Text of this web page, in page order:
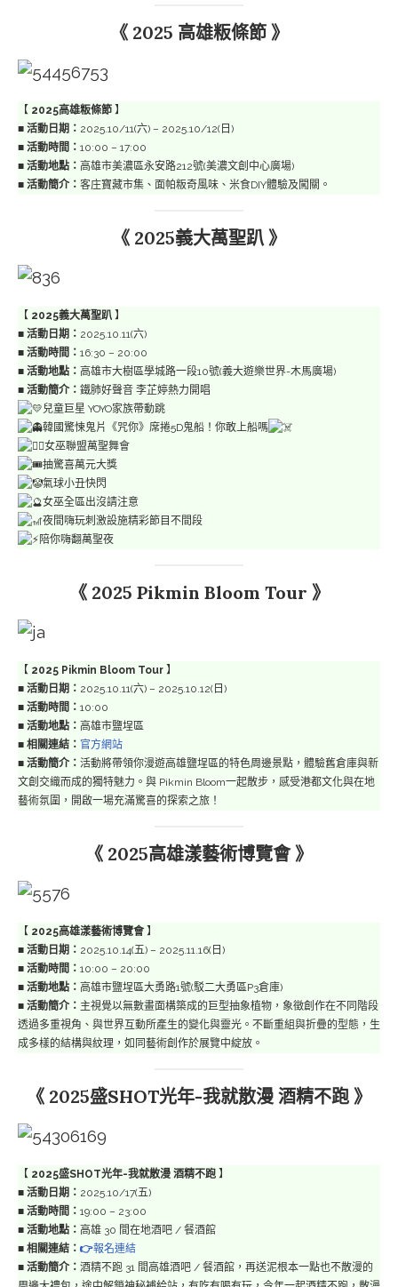
《 2025 高雄粄條節 》
【 2025高雄粄條節 】
■ 活動日期： 2025.10/11(六) – 2025.10/12(日)
■ 活動時間： 10:00 – 17:00
■ 活動地點： 高雄市美濃區永安路212號(美濃文創中心廣場)
■ 活動簡介： 客庄寶藏市集、面帕粄奇風味、米食DIY體驗及闖關。
《 2025義大萬聖趴 》
【 2025義大萬聖趴 】
■ 活動日期： 2025.10.11(六)
■ 活動時間： 16:30 – 20:00
■ 活動地點： 高雄市大樹區學城路一段10號(義大遊樂世界-木馬廣場)
■ 活動簡介： 鐵肺好聲音 李芷婷熱力開唱
兒童巨星 YOYO家族帶動跳
韓國驚悚鬼片《咒你》席捲5D鬼船！你敢上船嗎
女巫聯盟萬聖舞會
抽驚喜萬元大獎
氣球小丑快閃
女巫全區出沒請注意
夜間嗨玩刺激設施精彩節目不間段
陪你嗨翻萬聖夜
《 2025 Pikmin Bloom Tour 》
【 2025 Pikmin Bloom Tour 】
■ 活動日期： 2025.10.11(六) – 2025.10.12(日)
■ 活動時間： 10:00
■ 活動地點： 高雄市鹽埕區
■ 相關連結： 官方網站
■ 活動簡介： 活動將帶領你漫遊高雄鹽埕區的特色周邊景點，體驗舊倉庫與新
文創交織而成的獨特魅力。與 Pikmin Bloom一起散步，感受港都文化與在地
藝術氛圍，開啟一場充滿驚喜的探索之旅！
《 2025高雄漾藝術博覽會 》
【 2025高雄漾藝術博覽會】
■ 活動日期： 2025.10.14(五) – 2025.11.16(日)
■ 活動時間： 10:00 – 20:00
■ 活動地點： 高雄市鹽埕區大勇路1號(駁二大勇區P3倉庫)
■ 活動簡介： 主視覺以無數畫⾯構築成的巨型抽象植物，象徵創作在不同階段
透過多重視⾓、與世界互動所產⽣的變化與靈光。不斷重組與折疊的型態，⽣
成多樣的結構與紋理，如同藝術創作於展覽中綻放。
《 2025盛SHOT光年-我就散漫 酒精不跑 》
【 2025盛SHOT光年-我就散漫 酒精不跑 】
■ 活動日期： 2025.10/17(五)
■ 活動時間： 19:00 – 23:00
■ 活動地點： 高雄 30 間在地酒吧 / 餐酒館
■ 相關連結： 👉報名連結
■ 活動簡介： 酒精不跑 31 間高雄酒吧 / 餐酒館，再送泥根本一點也不散漫的